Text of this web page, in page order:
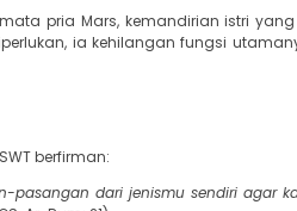
pria Mars, kemandirian istri
ia kehilangan fungsi
berfirman:
dari jenismu sendiri agar